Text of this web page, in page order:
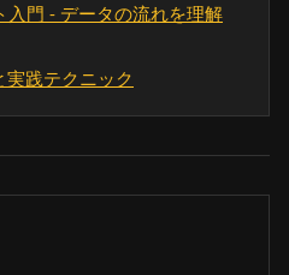
入門 - データの流れを理解
践テクニック